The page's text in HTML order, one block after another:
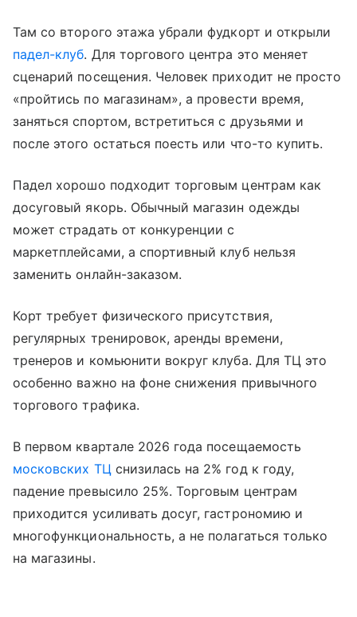
Там со второго этажа убрали фудкорт и открыли
падел-клуб. Для торгового центра это меняет
сценарий посещения. Человек приходит не просто
«пройтись по магазинам», а провести время,
заняться спортом, встретиться с друзьями и
после этого остаться поесть или что-то купить.
Падел хорошо подходит торговым центрам как
досуговый якорь. Обычный магазин одежды
может страдать от конкуренции с
маркетплейсами, а спортивный клуб нельзя
заменить онлайн-заказом.
Корт требует физического присутствия,
регулярных тренировок, аренды времени,
тренеров и комьюнити вокруг клуба. Для ТЦ это
особенно важно на фоне снижения привычного
торгового трафика.
В первом квартале 2026 года посещаемость
московских ТЦснизилась на 2% год к году,
падение превысило 25%. Торговым центрам
приходится усиливать досуг, гастрономию и
многофункциональность, а не полагаться только
на магазины.